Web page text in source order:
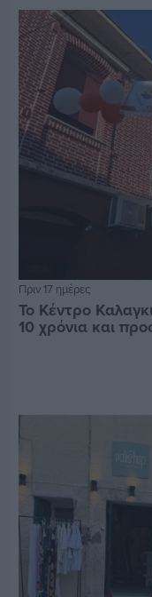
Πριν 17 ημέρες
Το Κέντρο
10 χρόνια και